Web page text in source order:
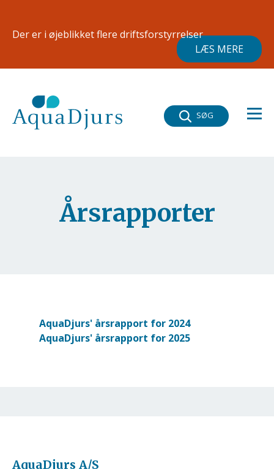
Der er i øjeblikket flere driftsforstyrrelser
LÆS MERE
SØG
Årsrapporter
Dokument
AquaDjurs' årsrapport for 2024
Dokument
AquaDjurs' årsrapport for 2025
AquaDjurs A/S